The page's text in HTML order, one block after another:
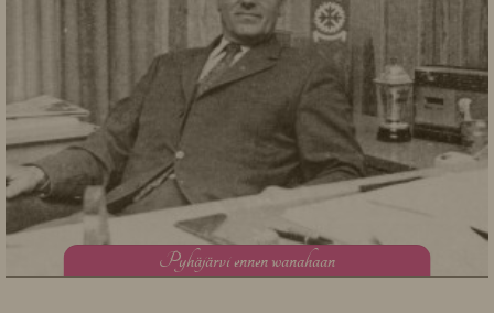
Pyhäjärvi ennen wanahaan